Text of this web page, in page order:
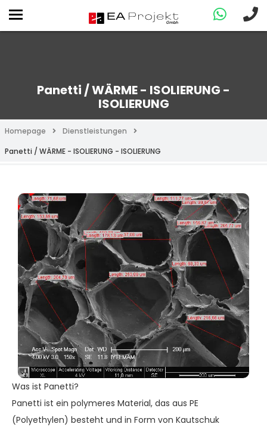
Panetti / WÄRME - ISOLIERUNG -
ISOLIERUNG
Homepage
Dienstleistungen
Panetti / WÄRME - ISOLIERUNG - ISOLIERUNG
Was ist Panetti?
Panetti ist ein polymeres Material, das aus PE
(Polyethylen) besteht und in Form von Kautschuk